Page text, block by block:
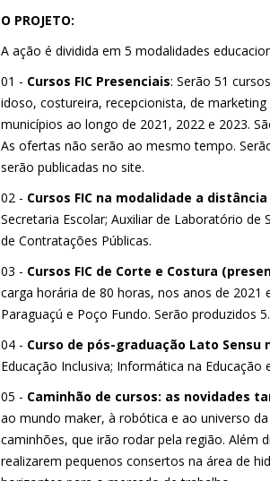
O PROJETO:
A ação é dividida em 5 modalidades
01 - Cursos FIC Presenciais: Serão 51
idoso, costureira, recepcionista, de
municípios ao longo de 2021, 2022 e 2023.
As ofertas não serão ao mesmo tempo.
serão publicadas no site.
02 - Cursos FIC na modalidade a distância
Secretaria Escolar; Auxiliar de Laboratório de
de Contratações Públicas.
03 - Cursos FIC de Corte e Costura
carga horária de 80 horas, nos anos de 2021
Paraguaçú e Poço Fundo. Serão produzidos
04 - Curso de pós-graduação Lato Sensu
Educação Inclusiva; Informática na
05 - Caminhão de cursos: as novidades
ao mundo maker, à robótica e ao universo
caminhões, que irão rodar pela região. Além
realizarem pequenos consertos na área de